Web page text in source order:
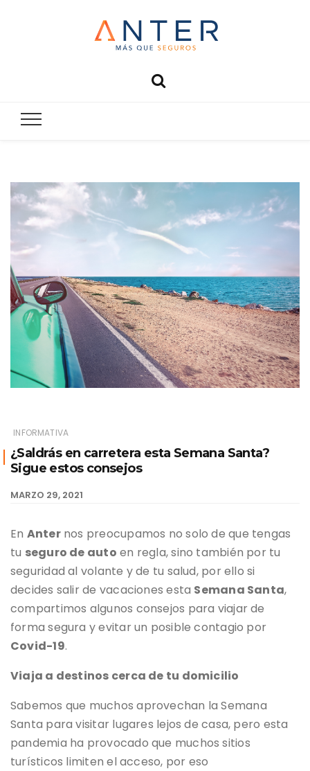
Anter
INFORMATIVA
¿Saldrás en carretera esta Semana Santa?
Sigue estos consejos
MARZO 29, 2021
En Anternos preocupamos no solo de que tengas
tu seguro de auto en regla, sino también por tu
seguridad al volante y de tu salud, por ello si
decides salir de vacaciones esta Semana Santa,
compartimos algunos consejos para viajar de
forma segura y evitar un posible contagio por
Covid-19.
Viaja a destinos cerca de tu domicilio
Sabemos que muchos aprovechan la Semana
Santa para visitar lugares lejos de casa, pero esta
pandemia ha provocado que muchos sitios
turísticos limiten el acceso, por eso